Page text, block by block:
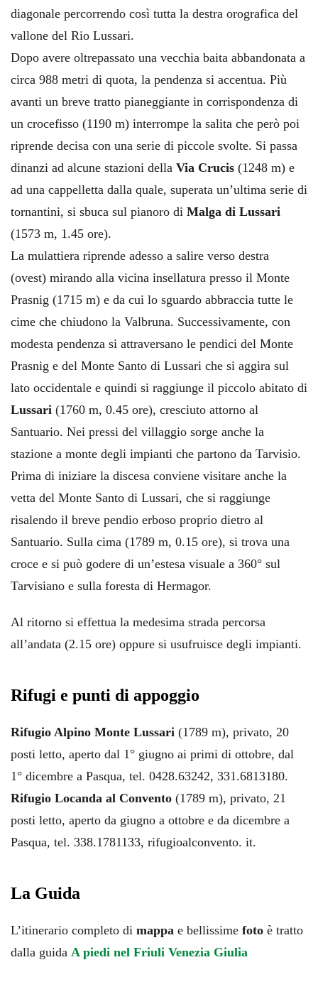
diagonale percorrendo così tutta la destra orografica del
vallone del Rio Lussari.
Dopo avere oltrepassato una vecchia baita abbandonata a
circa 988 metri di quota, la pendenza si accentua. Più
avanti un breve tratto pianeggiante in corrispondenza di
un crocefisso (1190 m) interrompe la salita che però poi
riprende decisa con una serie di piccole svolte. Si passa
dinanzi ad alcune stazioni della Via Crucis (1248 m) e
ad una cappelletta dalla quale, superata un’ultima serie di
tornantini, si sbuca sul pianoro di Malga di Lussari
(1573 m, 1.45 ore).
La mulattiera riprende adesso a salire verso destra
(ovest) mirando alla vicina insellatura presso il Monte
Prasnig (1715 m) e da cui lo sguardo abbraccia tutte le
cime che chiudono la Valbruna. Successivamente, con
modesta pendenza si attraversano le pendici del Monte
Prasnig e del Monte Santo di Lussari che si aggira sul
lato occidentale e quindi si raggiunge il piccolo abitato di
Lussari (1760 m, 0.45 ore), cresciuto attorno al
Santuario. Nei pressi del villaggio sorge anche la
stazione a monte degli impianti che partono da Tarvisio.
Prima di iniziare la discesa conviene visitare anche la
vetta del Monte Santo di Lussari, che si raggiunge
risalendo il breve pendio erboso proprio dietro al
Santuario. Sulla cima (1789 m, 0.15 ore), si trova una
croce e si può godere di un’estesa visuale a 360° sul
Tarvisiano e sulla foresta di Hermagor.
Al ritorno si effettua la medesima strada percorsa
all’andata (2.15 ore) oppure si usufruisce degli impianti.
Rifugi e punti di appoggio
Rifugio Alpino Monte Lussari (1789 m), privato, 20
posti letto, aperto dal 1° giugno ai primi di ottobre, dal
1° dicembre a Pasqua, tel. 0428.63242, 331.6813180.
Rifugio Locanda al Convento (1789 m), privato, 21
posti letto, aperto da giugno a ottobre e da dicembre a
Pasqua, tel. 338.1781133, rifugioalconvento. it.
La Guida
L’itinerario completo di mappa e bellissime foto è tratto
dalla guida A piedi nel Friuli Venezia Giulia